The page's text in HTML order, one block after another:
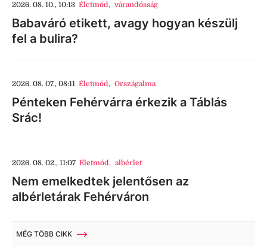
2026. 08. 10., 10:13 Életmód, várandósság
Babaváró etikett, avagy hogyan készülj
fel a bulira?
2026. 08. 07., 08:11 Életmód, Országalma
Pénteken Fehérvárra érkezik a Táblás
Srác!
2026. 08. 02., 11:07 Életmód, albérlet
Nem emelkedtek jelentősen az
albérletárak Fehérváron
MÉG TÖBB CIKK